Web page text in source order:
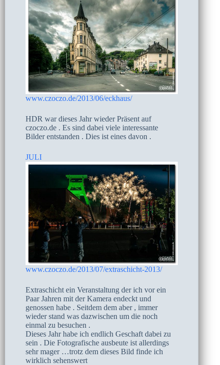
www.czoczo.de/2013/06/eckhaus/
HDR war dieses Jahr wieder Präsent auf
czoczo.de . Es sind dabei viele interessante
Bilder entstanden . Dies ist eines davon .
JULI
www.czoczo.de/2013/07/extraschicht-2013/
Extraschicht ein Veranstaltung der ich vor ein
Paar Jahren mit der Kamera endeckt und
genossen habe . Seitdem dem aber , immer
wieder stand was dazwischen um die noch
einmal zu besuchen .
Dieses Jahr habe ich endlich Geschaft dabei zu
sein . Die Fotografische ausbeute ist allerdings
sehr mager …trotz dem dieses Bild finde ich
wirklich sehenswert